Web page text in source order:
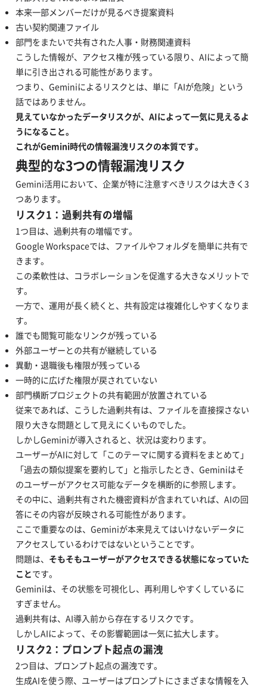
本来一部メンバーだけが見るべき提案資料
古い契約関連ファイル
部門をまたいで共有された人事・財務関連資料
こうした情報が、アクセス権が残っている限り、AIによって簡
単に引き出される可能性があります。
つまり、Geminiによるリスクとは、単に「AIが危険」という
話ではありません。
見えていなかったデータリスクが、AIによって一気に見えるよ
うになること。
これがGemini時代の情報漏洩リスクの本質です。
典型的な3つの情報漏洩リスク
Gemini活用において、企業が特に注意すべきリスクは大きく3
つあります。
リスク1：過剰共有の増幅
1つ目は、過剰共有の増幅です。
Google Workspaceでは、ファイルやフォルダを簡単に共有で
きます。
この柔軟性は、コラボレーションを促進する大きなメリットで
す。
一方で、運用が長く続くと、共有設定は複雑化しやすくなりま
す。
誰でも閲覧可能なリンクが残っている
外部ユーザーとの共有が継続している
異動・退職後も権限が残っている
一時的に広げた権限が戻されていない
部門横断プロジェクトの共有範囲が放置されている
従来であれば、こうした過剰共有は、ファイルを直接探さない
限り大きな問題として見えにくいものでした。
しかしGeminiが導入されると、状況は変わります。
ユーザーがAIに対して「このテーマに関する資料をまとめて」
「過去の類似提案を要約して」と指示したとき、Geminiはそ
のユーザーがアクセス可能なデータを横断的に参照します。
その中に、過剰共有された機密資料が含まれていれば、AIの回
答にその内容が反映される可能性があります。
ここで重要なのは、Geminiが本来見えてはいけないデータに
アクセスしているわけではないということです。
問題は、 そもそもユーザーがアクセスできる状態になっていた
ことです。
Geminiは、その状態を可視化し、再利用しやすくしているに
すぎません。
過剰共有は、AI導入前から存在するリスクです。
しかしAIによって、その影響範囲は一気に拡大します。
リスク2：プロンプト起点の漏洩
2つ目は、プロンプト起点の漏洩です。
生成AIを使う際、ユーザーはプロンプトにさまざまな情報を入